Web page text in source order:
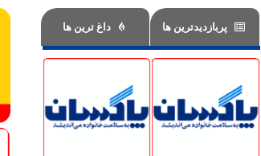
پربازدیدترین ها داغ ترین ها